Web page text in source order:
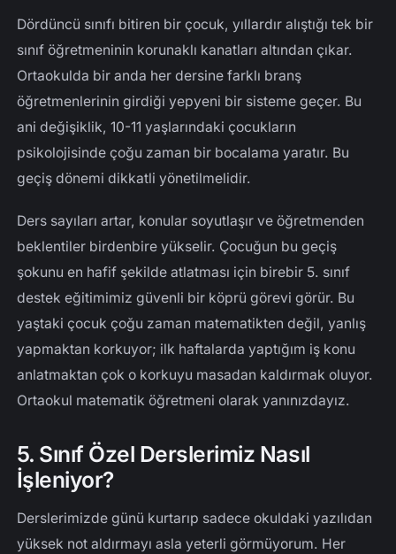
Dördüncü sınıfı bitiren bir çocuk, yıllardır alıştığı tek bir
sınıf öğretmeninin korunaklı kanatları altından çıkar.
Ortaokulda bir anda her dersine farklı branş
öğretmenlerinin girdiği yepyeni bir sisteme geçer. Bu
ani değişiklik, 10-11 yaşlarındaki çocukların
psikolojisinde çoğu zaman bir bocalama yaratır. Bu
geçiş dönemi dikkatli yönetilmelidir.
Ders sayıları artar, konular soyutlaşır ve öğretmenden
beklentiler birdenbire yükselir. Çocuğun bu geçiş
şokunu en hafif şekilde atlatması için birebir 5. sınıf
destek eğitimimiz güvenli bir köprü görevi görür. Bu
yaştaki çocuk çoğu zaman matematikten değil, yanlış
yapmaktan korkuyor; ilk haftalarda yaptığım iş konu
anlatmaktan çok o korkuyu masadan kaldırmak oluyor.
Ortaokul matematik öğretmeni olarak yanınızdayız.
5. Sınıf Özel Derslerimiz Nasıl
İşleniyor?
Derslerimizde günü kurtarıp sadece okuldaki yazılıdan
yüksek not aldırmayı asla yeterli görmüyorum. Her